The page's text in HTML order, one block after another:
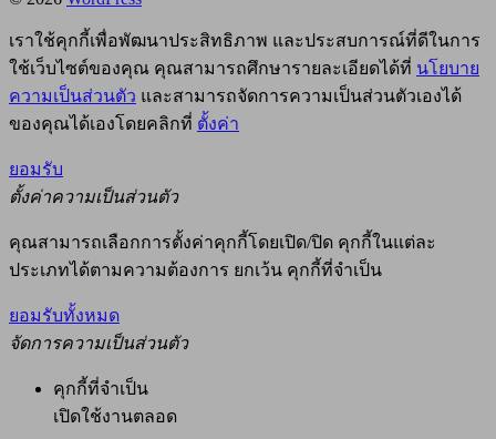
เราใช้คุกกี้เพื่อพัฒนาประสิทธิภาพ และประสบการณ์ที่ดีในการ
ใช้เว็บไซต์ของคุณ คุณสามารถศึกษารายละเอียดได้ที่ นโยบาย
ความเป็นส่วนตัว และสามารถจัดการความเป็นส่วนตัวเองได้
ของคุณได้เองโดยคลิกที่ ตั้งค่า
ยอมรับ
ตั้งค่าความเป็นส่วนตัว
คุณสามารถเลือกการตั้งค่าคุกกี้โดยเปิด/ปิด คุกกี้ในแต่ละ
ประเภทได้ตามความต้องการ ยกเว้น คุกกี้ที่จำเป็น
ยอมรับทั้งหมด
จัดการความเป็นส่วนตัว
คุกกี้ที่จำเป็น
เปิดใช้งานตลอด